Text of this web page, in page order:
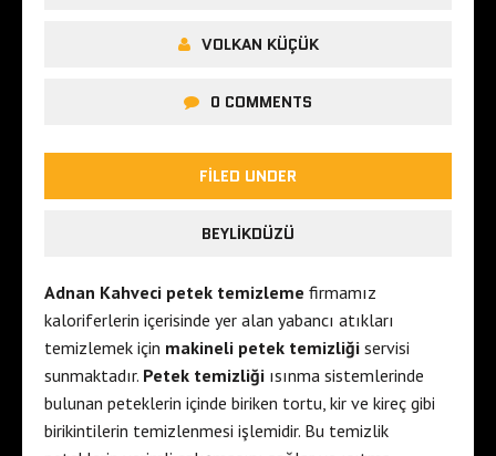
VOLKAN KÜÇÜK
0 COMMENTS
FILED UNDER
BEYLIKDÜZÜ
Adnan Kahveci petek temizleme firmamız
kaloriferlerin içerisinde yer alan yabancı atıkları
temizlemek için makineli petek temizliği servisi
sunmaktadır. Petek temizliği ısınma sistemlerinde
bulunan peteklerin içinde biriken tortu, kir ve kireç gibi
birikintilerin temizlenmesi işlemidir. Bu temizlik